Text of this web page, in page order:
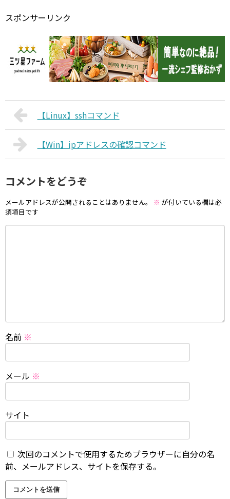
スポンサーリンク
【Linux】sshコマンド
【Win】ipアドレスの確認コマンド
コメントをどうぞ
メールアドレスが公開されることはありません。 ※ が付いている欄は必
須項目です
名前 ※
メール ※
サイト
次回のコメントで使用するためブラウザーに自分の名
前、メールアドレス、サイトを保存する。